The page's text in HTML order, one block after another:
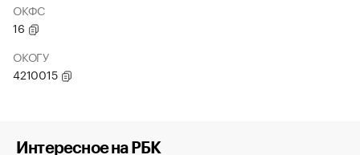
ОКФС
16
ОКОГУ
4210015
Интересное на РБК